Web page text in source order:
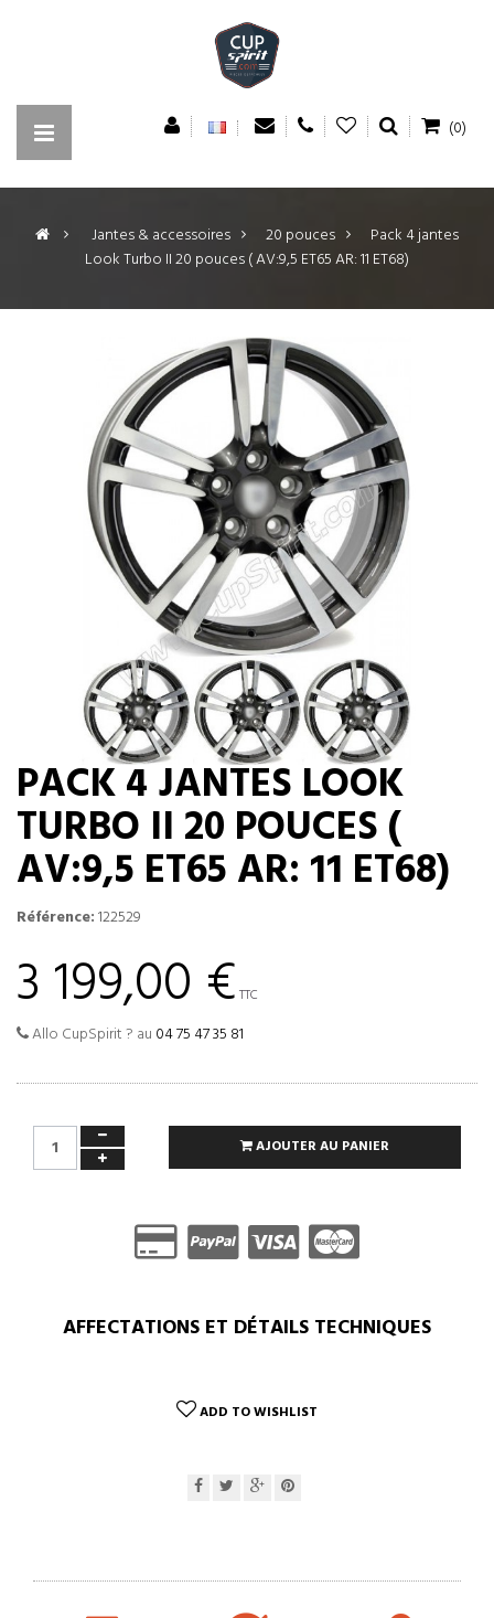
(0)
> Jantes & accessoires > 20 pouces >
Pack 4 jantes
Look Turbo II 20 pouces ( AV:9,5 ET65 AR: 11 ET68)
PACK 4 JANTES LOOK
TURBO II 20 POUCES (
AV:9,5 ET65 AR: 11 ET68)
Référence:122529
3 199,00 € TTC
Allo CupSpirit ? au 04 75 47 35 81
AJOUTER AU PANIER
AFFECTATIONS ET DÉTAILS TECHNIQUES
ADD TO WISHLIST